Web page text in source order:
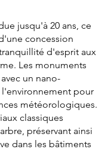
jusqu'à 20 ans, ce
concession
d'esprit aux
Les monuments
un nano-
pour
météorologiques.
classiques
préservant ainsi
dans les bâtiments